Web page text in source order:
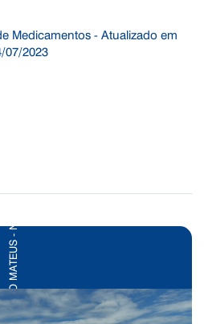
Medicamentos - Atualizado em
07/2023